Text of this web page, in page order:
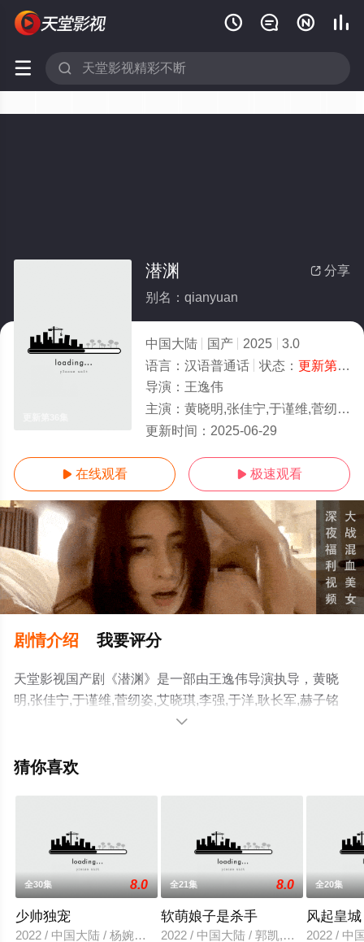
   
 
 分享
潜渊
别名：qianyuan
中国大陆 国产 2025
3.0
语言： 汉语普通话 状态： 更新第36集
导演： 王逸伟
主演： 黄晓明,张佳宁,于谨维,菅纫姿,艾晓琪,李强,于洋,耿长军,赫子铭
更新时间： 2025-06-29
 在线观看  极速观看
剧情介绍 我要评分
天堂影视国产剧《潜渊》是一部由王逸伟导演执导，黄晓
明,张佳宁,于谨维,菅纫姿,艾晓琪,李强,于洋,耿长军,赫子铭
等演员精彩演绎的中国大陆电视剧，免费观看高清未删减
至豆瓣电视剧、电视猫或剧情网等平台了解。

猜你喜欢
全30集 8.0
少帅独宠
2022 / 中国大陆 / 杨婉玉,夏广炎
全21集 8.0
软萌娘子是杀手
2022 / 中国大陆 / 郭凯,景妍,朱镜
全20集
风起皇城
2022 / 中